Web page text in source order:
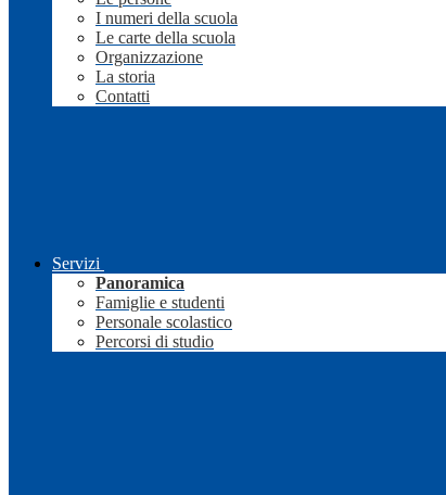
I numeri della scuola
Le carte della scuola
Organizzazione
La storia
Contatti
Servizi
Panoramica
Famiglie e studenti
Personale scolastico
Percorsi di studio